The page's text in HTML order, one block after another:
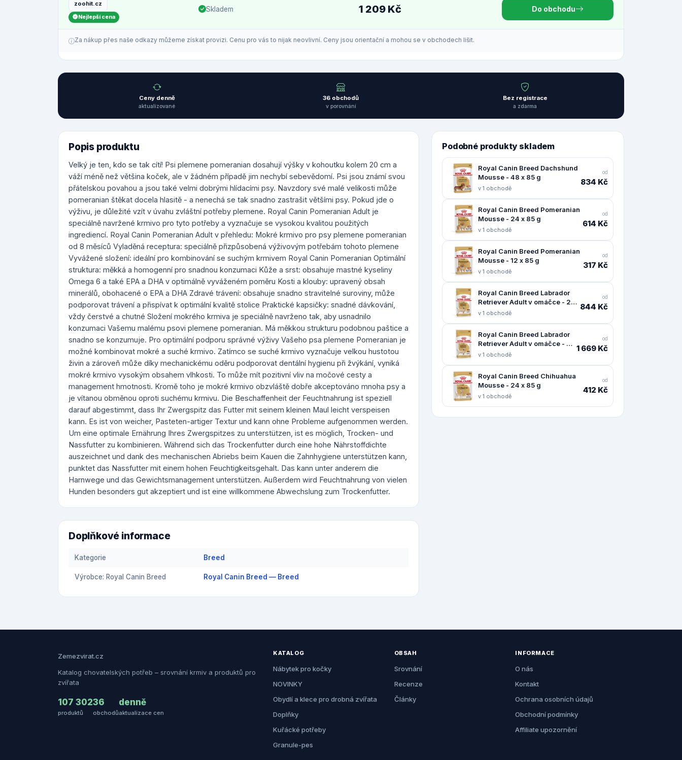
zoohit.cz
Nejlepší cena
Skladem 1 209 Kč Do obchodu
Za nákup přes naše odkazy můžeme získat provizi. Cenu pro vás to nijak neovlivní. Ceny jsou orientační a mohou se v obchodech lišit.
Ceny denně
aktualizované
36 obchodů
v porovnání
Bez registrace
a zdarma
Popis produktu
Velký je ten, kdo se tak cítí! Psi plemene pomeranian dosahují výšky v kohoutku kolem 20 cm a
váží méně než většina koček, ale v žádném případě jim nechybí sebevědomí. Psi jsou známí svou
přátelskou povahou a jsou také velmi dobrými hlídacími psy. Navzdory své malé velikosti může
pomeranian štěkat docela hlasitě - a nenechá se tak snadno zastrašit většími psy. Pokud jde o
výživu, je důležité vzít v úvahu zvláštní potřeby plemene. Royal Canin Pomeranian Adult je
speciálně navržené krmivo pro tyto potřeby a vyznačuje se vysokou kvalitou použitých
ingrediencí. Royal Canin Pomeranian Adult v přehledu: Mokré krmivo pro psy plemene pomeranian
od 8 měsíců Vyladěná receptura: speciálně přizpůsobená výživovým potřebám tohoto plemene
Vyvážené složení: ideální pro kombinování se suchým krmivem Royal Canin Pomeranian Optimální
struktura: měkká a homogenní pro snadnou konzumaci Kůže a srst: obsahuje mastné kyseliny
Omega 6 a také EPA a DHA v optimálně vyváženém poměru Kosti a klouby: upravený obsah
minerálů, obohacené o EPA a DHA Zdravé trávení: obsahuje snadno stravitelné suroviny, může
podporovat trávení a přispívat k optimální kvalitě stolice Praktické kapsičky: snadné dávkování,
vždy čerstvé a chutné Složení mokrého krmiva je speciálně navrženo tak, aby usnadnilo
konzumaci Vašemu malému psovi plemene pomeranian. Má měkkou strukturu podobnou paštice a
snadno se konzumuje. Pro optimální podporu správné výživy Vašeho psa plemene Pomeranian je
možné kombinovat mokré a suché krmivo. Zatímco se suché krmivo vyznačuje velkou hustotou
živin a zároveň může díky mechanickému oděru podporovat dentální hygienu při žvýkání, vyniká
mokré krmivo vysokým obsahem vlhkosti. To může mít pozitivní vliv na močové cesty a
management hmotnosti. Kromě toho je mokré krmivo obzvláště dobře akceptováno mnoha psy a
je vítanou obměnou oproti suchému krmivu. Die Beschaffenheit der Feuchtnahrung ist speziell
darauf abgestimmt, dass Ihr Zwergspitz das Futter mit seinem kleinen Maul leicht verspeisen
kann. Es ist von weicher, Pasteten-artiger Textur und kann ohne Probleme aufgenommen werden.
Um eine optimale Ernährung Ihres Zwergspitzes zu unterstützen, ist es möglich, Trocken- und
Nassfutter zu kombinieren. Während sich das Trockenfutter durch eine hohe Nährstoffdichte
auszeichnet und dank des mechanischen Abriebs beim Kauen die Zahnhygiene unterstützen kann,
punktet das Nassfutter mit einem hohen Feuchtigkeitsgehalt. Das kann unter anderem die
Harnwege und das Gewichtsmanagement unterstützen. Außerdem wird Feuchtnahrung von vielen
Hunden besonders gut akzeptiert und ist eine willkommene Abwechslung zum Trockenfutter.
Doplňkové informace
Kategorie Breed
Výrobce: Royal Canin Breed Royal Canin Breed — Breed
Podobné produkty skladem
Royal Canin Breed Dachshund
Mousse - 48 x 85 g
v 1 obchodě
od
834 Kč
Royal Canin Breed Pomeranian
Mousse - 24 x 85 g
v 1 obchodě
od
614 Kč
Royal Canin Breed Pomeranian
Mousse - 12 x 85 g
v 1 obchodě
od
317 Kč
Royal Canin Breed Labrador
Retriever Adult v omáčce - 20
x 140 g
v 1 obchodě
od
844 Kč
Royal Canin Breed Labrador
Retriever Adult v omáčce - 40
x 140 g
v 1 obchodě
od
1 669 Kč
Royal Canin Breed Chihuahua
Mousse - 24 x 85 g
v 1 obchodě
od
412 Kč
Zemezvirat.cz
Katalog chovatelských potřeb – srovnání krmiv a produktů pro
zvířata
107 302
produktů
36
obchodů
denně
aktualizace cen
KATALOG
Nábytek pro kočky
NOVINKY
Obydlí a klece pro drobná zvířata
Doplňky
Kuřácké potřeby
Granule-pes
OBSAH
Srovnání
Recenze
Články
INFORMACE
O nás
Kontakt
Ochrana osobních údajů
Obchodní podmínky
Affiliate upozornění